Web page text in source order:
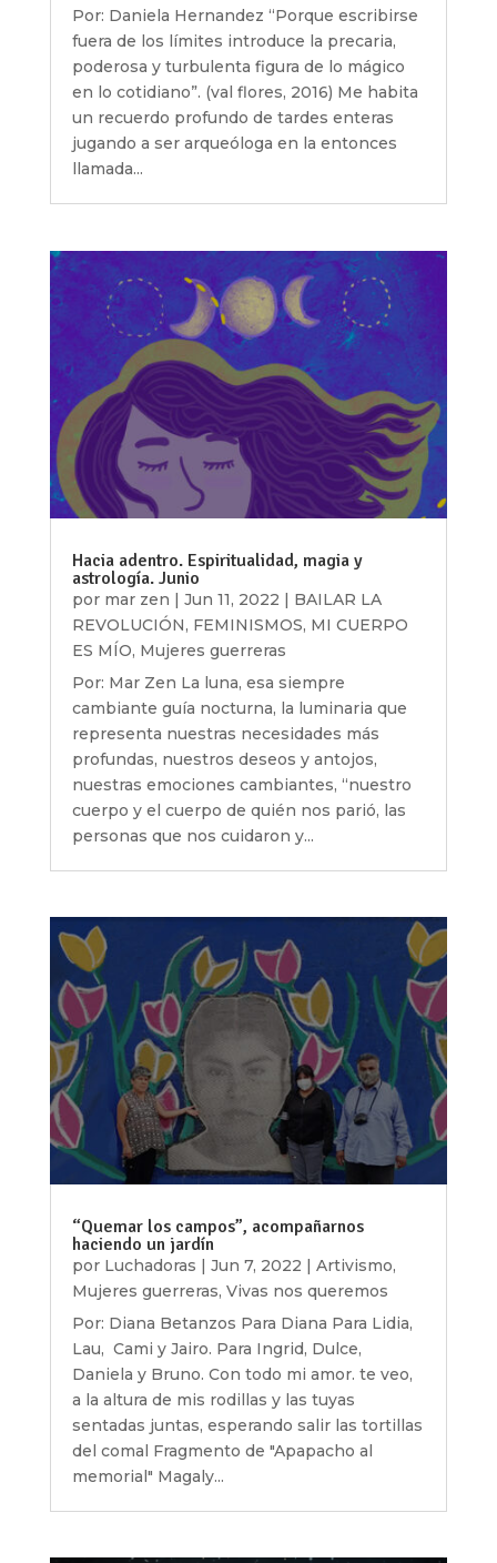
Por: Daniela Hernandez “Porque escribirse
fuera de los límites introduce la precaria,
poderosa y turbulenta figura de lo mágico
en lo cotidiano”. (val flores, 2016) Me habita
un recuerdo profundo de tardes enteras
jugando a ser arqueóloga en la entonces
llamada...
Hacia adentro. Espiritualidad, magia y
astrología. Junio
por mar zen | Jun 11, 2022 | BAILAR LA
REVOLUCIÓN, FEMINISMOS, MI CUERPO
ES MÍO, Mujeres guerreras
Por: Mar Zen La luna, esa siempre
cambiante guía nocturna, la luminaria que
representa nuestras necesidades más
profundas, nuestros deseos y antojos,
nuestras emociones cambiantes, “nuestro
cuerpo y el cuerpo de quién nos parió, las
personas que nos cuidaron y...
“Quemar los campos”, acompañarnos
haciendo un jardín
por Luchadoras | Jun 7, 2022 | Artivismo,
Mujeres guerreras, Vivas nos queremos
Por: Diana Betanzos Para Diana Para Lidia,
Lau, Cami y Jairo. Para Ingrid, Dulce,
Daniela y Bruno. Con todo mi amor. te veo,
a la altura de mis rodillas y las tuyas
sentadas juntas, esperando salir las tortillas
del comal Fragmento de "Apapacho al
memorial" Magaly...